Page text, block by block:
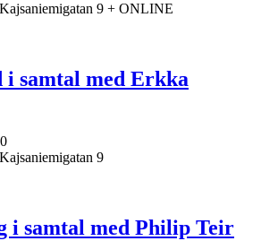
9 + ONLINE
i samtal med Erkka
9
i samtal med Philip Teir